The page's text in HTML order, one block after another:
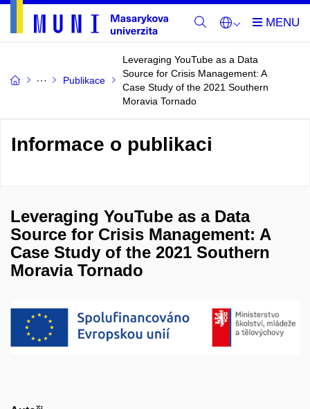
Publikace
Leveraging YouTube as a Data
Source for Crisis Management: A
Case Study of the 2021 Southern
Moravia Tornado
Informace o publikaci
Leveraging YouTube as a Data
Source for Crisis Management: A
Case Study of the 2021 Southern
Moravia Tornado